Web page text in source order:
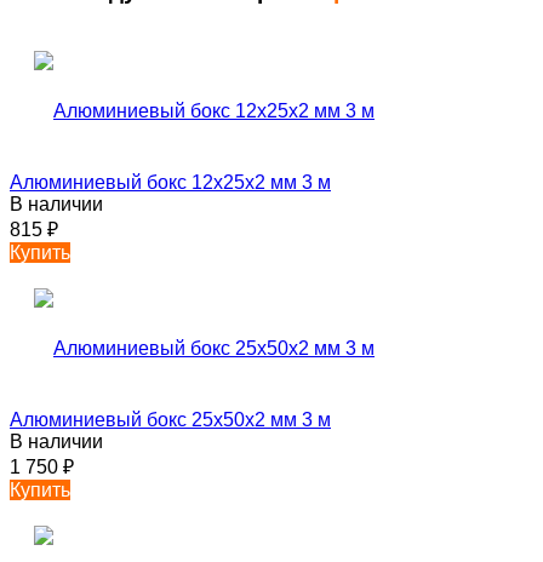
Алюминиевый бокс 12х25х2 мм 3 м
В наличии
815 ₽
Купить
Алюминиевый бокс 25х50х2 мм 3 м
В наличии
1 750 ₽
Купить